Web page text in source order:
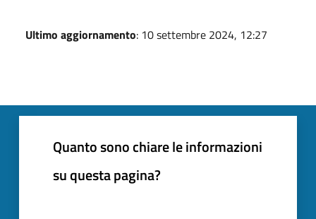
Ultimo aggiornamento: 10 settembre 2024, 12:27
Quanto sono chiare le informazioni
su questa pagina?